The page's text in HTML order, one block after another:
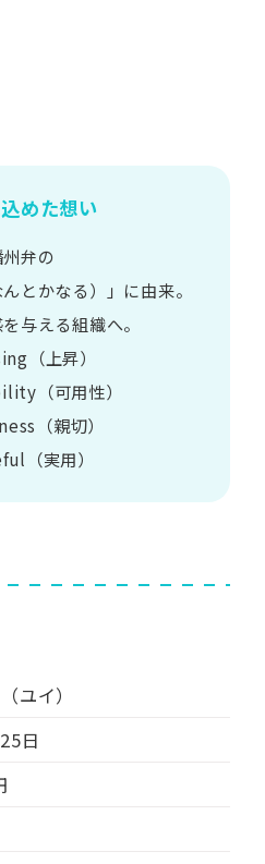
めた想い
州弁の
とかなる）」に​由来。
与える​組織へ。
（上昇）
（可用性）
（親切）
（実用）​
ユイ）
日